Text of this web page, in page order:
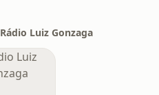
Rádio Luiz Gonzaga